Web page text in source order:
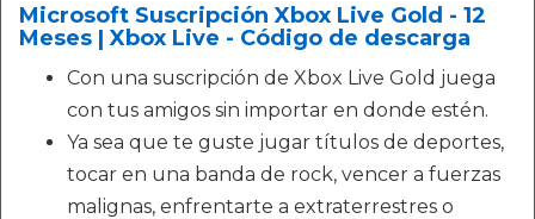
Microsoft Suscripción Xbox Live Gold - 12
Meses | Xbox Live - Código de descarga
Con una suscripción de Xbox Live Gold juega
con tus amigos sin importar en donde estén.
Ya sea que te guste jugar títulos de deportes,
tocar en una banda de rock, vencer a fuerzas
malignas, enfrentarte a extraterrestres o